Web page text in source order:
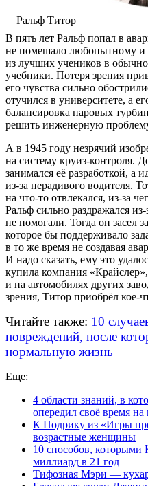
Ральф Титор
В пять лет Ральф попал в
не помешало любопытному и
из лучших учеников в
учебники. Потеря зрения
его чувства сильно
отучился в университете, а
балансировка паровых
решить инженерную
А в 1945 году незрячий
на систему круиз-контроля.
занимался её разработкой, а
из-за нерадивого водителя.
на что-то отвлекался, из-за
Ральф сильно раздражался из-
не помогали. Тогда он засел
которое бы поддерживало
в то же время не создавая
И надо сказать, ему это
купила компания
и на автомобилях других
зрения, Титор приобрёл кое-
Читайте также: 10
повреждений, после
нормальную жизнь
Еще:
4 области знаний, в
опередил своё время на
К Подрику из «Игры
возрастные женщины
10 способов, которыми
миллиард в 21 год
Тифозная Мэри —